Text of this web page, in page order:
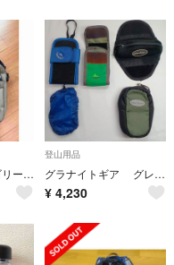
GREGORY グレゴリー クイックポケットL サンドストーム
登山用品
グラナイトギア グレゴリー ドイター 4点セット
¥ 4,230